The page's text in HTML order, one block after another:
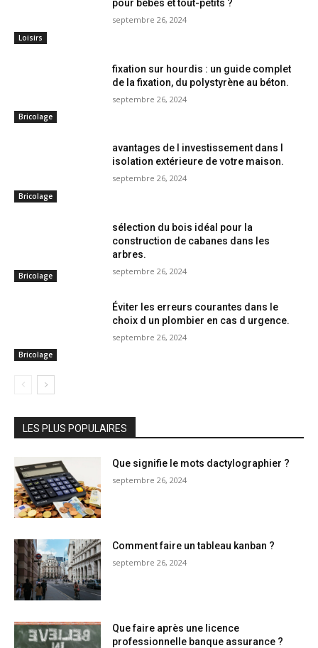
Loisirs
pour bébés et tout-petits ?
septembre 26, 2024
Bricolage
fixation sur hourdis : un guide complet
de la fixation, du polystyrène au béton.
septembre 26, 2024
Bricolage
avantages de l investissement dans l
isolation extérieure de votre maison.
septembre 26, 2024
Bricolage
sélection du bois idéal pour la
construction de cabanes dans les
arbres.
septembre 26, 2024
Bricolage
Éviter les erreurs courantes dans le
choix d un plombier en cas d urgence.
septembre 26, 2024
LES PLUS POPULAIRES
Que signifie le mots dactylographier ?
septembre 26, 2024
Comment faire un tableau kanban ?
septembre 26, 2024
Que faire après une licence
professionnelle banque assurance ?